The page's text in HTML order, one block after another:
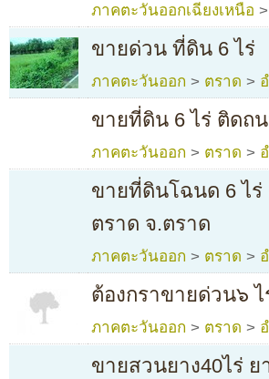
ภาคตะวันออกเฉียงเหนือ >
ขายด่วน ที่ดิน 6 ไร่
ภาคตะวันออก > ตราด >
ขายที่ดิน 6 ไร่ ติดถ
ภาคตะวันออก > ตราด >
ขายที่ดินโฉนด 6 ไร่
ตราด จ.ตราด
ภาคตะวันออก > ตราด >
ต้องกราขายด่วน๖
ภาคตะวันออก > ตราด >
ขายสวนยาง40ไร่